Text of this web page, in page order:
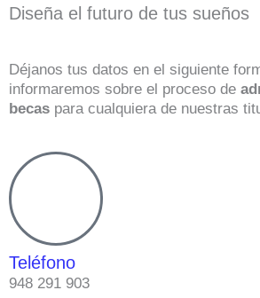
Diseña el futuro de tus sueños
Déjanos tus datos en el siguiente
informaremos sobre el proceso de
becas para cualquiera de nuestras
Teléfono
948 291 903